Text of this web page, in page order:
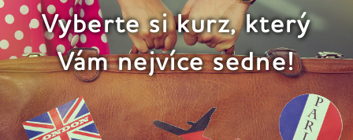
Vyberte si kurz, který
Vám nejvíce sedne!